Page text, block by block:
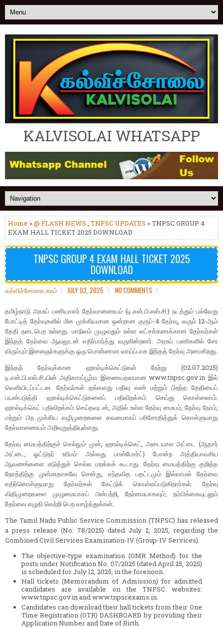
KALVISOLAI WHATSAPP
Home »@ FLASH NEWS , TNPSC UPDATES » TNPSC GROUP 4
EXAM HALL TICKET 2025 DOWNLOAD
TNPSC GROUP 4 EXAM HALL TICKET 2025
DOWNLOAD
கல்விச்சோலை.காம் JULY 03, 2025 NO COMMENTS
தமிழ்நாடு அரசுப் பணியாளர் தேர்வாணையம் (டி.என்.பி.எஸ்.சி.) நடத்தும் பல்வேறு
போட்டித் தேர்வுகளில் மிக முக்கியமான ஒன்றான குரூப்-4 தேர்வு, வரும் 12-ஆம்
தேதி நடைபெற உள்ளது. மாநிலம் முழுவதும் உள்ள லட்சக்கணக்கான தேர்வர்கள்
இந்தத் தேர்வை ஆவலுடன் எதிர்பார்த்து வருகின்றனர். அரசுப் பணிகளில் சேர
விரும்பும் இளைஞர்களுக்கு ஒரு பொன்னான வாய்ப்பாக இந்தத் தேர்வு அமைகிறது.
இந்தத் தேர்வுக்கான ஹால்டிக்கெட்டுகள் நேற்று (02.07.2025)
டி.என்.பி.எஸ்.சி.யின் அதிகாரப்பூர்வ இணையதளமான www.tnpsc.gov.in இல்
வெளியிடப்பட்டன. தேர்வர்கள் தங்களது பதிவு எண் மற்றும் பிறந்த தேதியைப்
பயன்படுத்தி ஹால்டிக்கெட்டுகளைப் பதிவிறக்கம் செய்து கொள்ளலாம்.
ஹால்டிக்கெட் பதிவிறக்கம் செய்தவுடன், அதில் உள்ள தேர்வு மையம், தேர்வு நேரம்,
மற்றும் பிற முக்கிய வழிமுறைகளை கவனமாகப் பரிசோதித்துக் கொள்ளுமாறு
தேர்வாணையம் அறிவுறுத்தியுள்ளது.
தேர்வு மையத்திற்குச் செல்லும் முன், ஹால்டிக்கெட், அடையாள அட்டை (ஆதார்
அட்டை, ஓட்டுநர் உரிமம் அல்லது பாஸ்போர்ட்) போன்ற அத்தியாவசிய
ஆவணங்களை எடுத்துச் செல்ல மறக்கக் கூடாது. தேர்வு மையத்திற்கு குறித்த
நேரத்திற்கு முன்னதாகவே சென்று, எந்தவித பதட்டமும் இல்லாமல் தேர்வை
எதிர்கொள்ளுமாறு தேர்வர்கள் கேட்டுக் கொள்ளப்படுகிறார்கள். தேர்வு
விதிமுறைகளை முழுமையாகப் பின்பற்றி, நேர்மையாகவும், நம்பிக்கையுடனும்
தேர்வை எழுதி வெற்றி பெற வாழ்த்துக்கள்.
The Tamil Nadu Public Service Commission (TNPSC) has released
a press release (No: 78/2025) dated July 2, 2025, regarding the
Combined Civil Services Examination-IV (Group-IV Services).
The objective-type examination (OMR Method) for the
posts under Notification No. 07/2025 (dated April 25, 2025)
is scheduled for July 12, 2025, in the forenoon.
Hall tickets (Memorandum of Admission) for admitted
candidates are available on the TNPSC websites:
www.tnpsc.gov.in and www.tnpscexams.in.
Candidates can download their hall tickets from their One
Time Registration (OTR) DASHBOARD by providing their
Application Number and Date of Birth.